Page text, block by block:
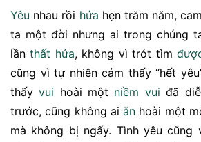
Yêu nhau rồi hứa hẹn trăm năm,
ta một đời nhưng ai trong chúng
lầnthất hứa, không vì trót tìm
cũng vì tự nhiên cảm thấy “hết
thấyvui hoài một niềm vui đã
trước, cũng không aiăn hoài một
mà không bị ngấy. Tình yêu cũng